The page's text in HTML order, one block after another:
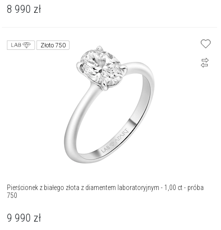
8 990 zł
Złoto 750
Pierścionek z białego złota z diamentem laboratoryjnym - 1,00 ct - próba
750
9 990 zł